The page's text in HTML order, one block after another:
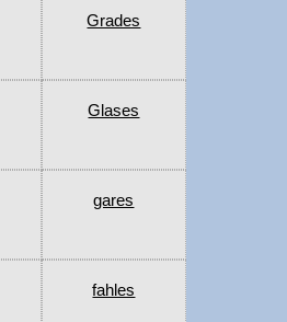
Grades
Glases
gares
fahles